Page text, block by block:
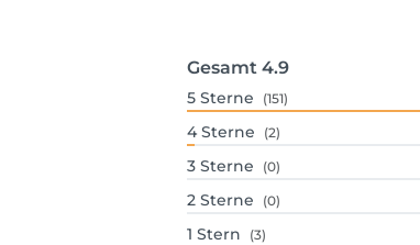
Gesamt 4.9
5 Sterne (151)
4 Sterne (2)
3 Sterne (0)
2 Sterne (0)
1 Stern (3)